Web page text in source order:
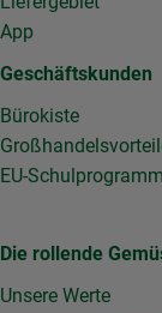
App
Geschäftskunden
Bürokiste
EU-Schulprogramm
Die rollende
Unsere Werte